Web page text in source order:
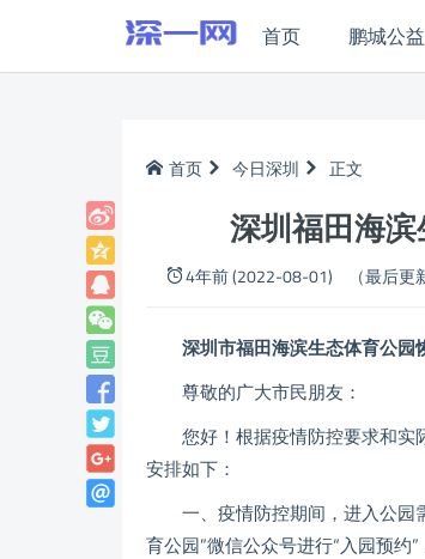
首页 鹏城公益
首页 今日深圳 正文
深圳福田海
4年前 (2022-08-01) （最后
深圳市福田海滨生态体育公园
尊敬的广大市民朋友：
您好！根据疫情防控要求和实
安排如下：
一、疫情防控期间，进入公园
育公园”微信公众号进行“入园预约